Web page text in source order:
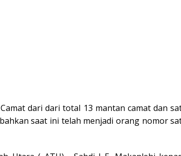
dari dari total 13 mantan camat dan
saat ini telah menjadi orang nomor